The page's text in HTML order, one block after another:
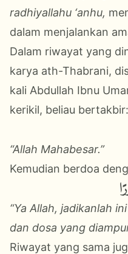
radhiyallahu ‘anhu,
dalam menjalankan
Dalam riwayat yang
karya ath-Thabrani,
kali Abdullah Ibnu
kerikil, beliau bertakbir:
“Allah Mahabesar.”
Kemudian berdoa
“Ya Allah, jadikanlah
dan dosa yang
Riwayat yang sama